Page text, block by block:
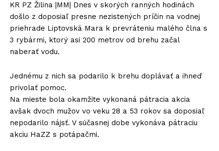
KR PZ Žilina |MM| Dnes v skorých ranných hodinách
došlo z doposiaľ presne nezistených príčin na vodnej
priehrade Liptovská Mara k prevráteniu malého člna s
3 rybármi, ktorý asi 200 metrov od brehu začal
naberať vodu.
Jednému z nich sa podarilo k brehu doplávať a ihneď
privolať pomoc.
Na mieste bola okamžite vykonaná pátracia akcia
avšak dvoch mužov vo veku 28 a 53 rokov sa doposiaľ
nepodarilo nájsť. V súčasnej dobe vykonáva pátraciu
akciu HaZZ s potápačmi.